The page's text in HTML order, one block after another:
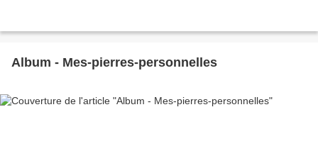
Album - Mes-pierres-personnelles